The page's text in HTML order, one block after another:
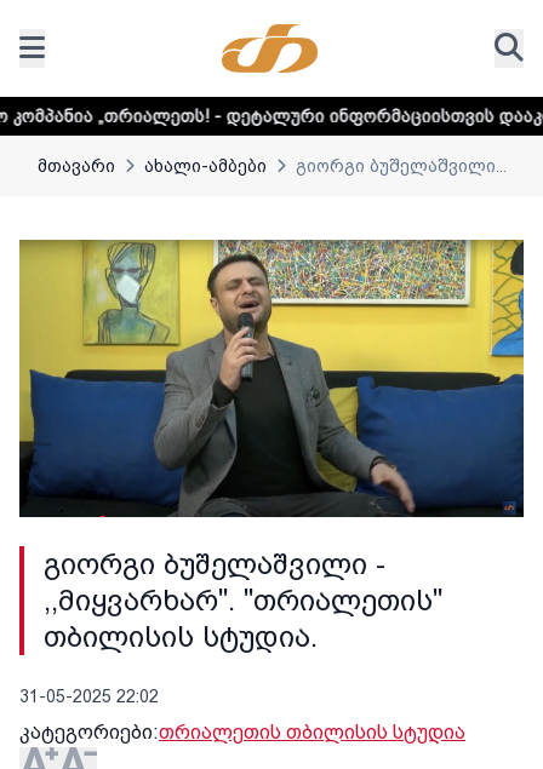
- დეტალური ინფორმაციისთვის დააკლიკეთ ლინკს
მთავარი ახალი-ამბები გიორგი ბუშელაშვილი...
გიორგი ბუშელაშვილი -
,,მიყვარხარ". "თრიალეთის"
თბილისის სტუდია.
31-05-2025 22:02
კატეგორიები:თრიალეთის თბილისის სტუდია